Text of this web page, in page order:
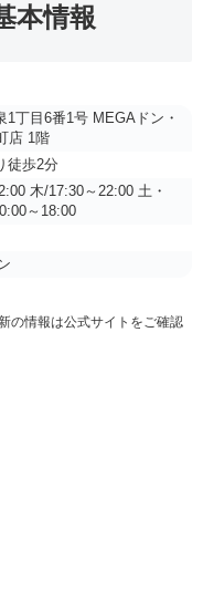
本情報
丁目6番1号 MEGAドン・
店 1階
徒歩2分
木/17:30～22:00 土・
～18:00
の情報は公式サイトをご確認